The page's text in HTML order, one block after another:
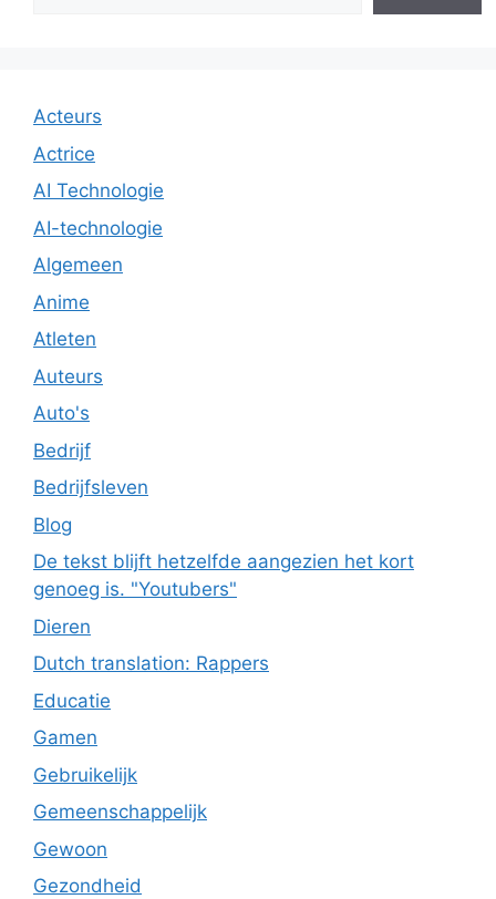
Acteurs
Actrice
AI Technologie
AI-technologie
Algemeen
Anime
Atleten
Auteurs
Auto's
Bedrijf
Bedrijfsleven
Blog
De tekst blijft hetzelfde aangezien het kort
genoeg is. "Youtubers"
Dieren
Dutch translation: Rappers
Educatie
Gamen
Gebruikelijk
Gemeenschappelijk
Gewoon
Gezondheid